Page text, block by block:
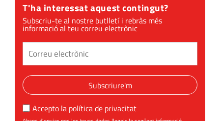
T'ha interessat aquest contingut?
Subscriu-te al nostre butlletí i rebràs més
informació al teu correu electrònic
Subscriure'm
Accepto la política de privacitat